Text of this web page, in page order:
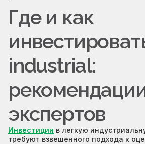
Где и как
industrial:
экспертов
Инвестиции в легкую
требуют взвешенного подхода к